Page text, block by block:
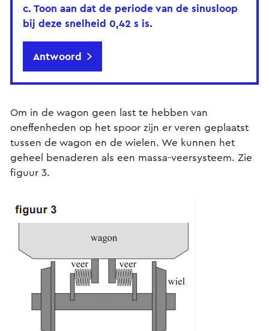
c. Toon aan dat de periode van de sinusloop
bij deze snelheid 0,42 s is.
Antwoord
Om in de wagon geen last te hebben van
oneffenheden op het spoor zijn er veren geplaatst
tussen de wagon en de wielen. We kunnen het
geheel benaderen als een massa-veersysteem. Zie
figuur 3.